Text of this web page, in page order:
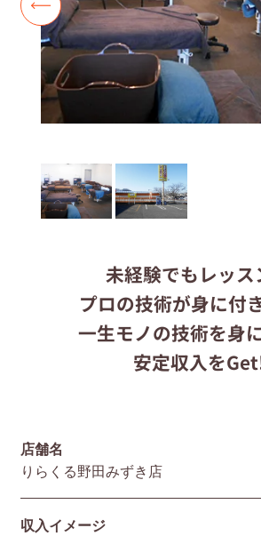
応募する
りらくるサイト
未経験でもレッス
プロの技術が身に付
一生モノの技術を身
安定収入を
店舗名
りらくる野田みずき店
収入イメージ